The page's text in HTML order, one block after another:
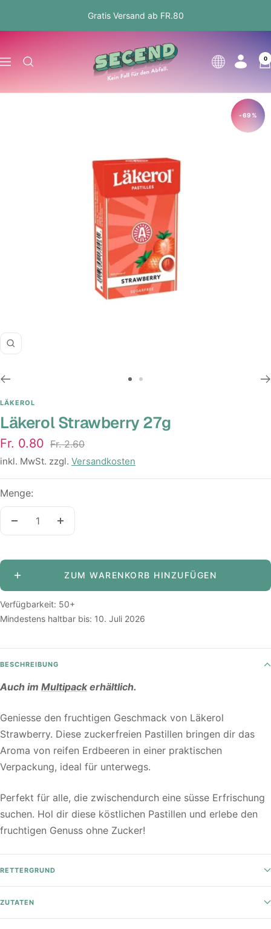
Gratis Versand ab FR.80
Navigation
Secend.ch
Sprache
0
Zoom
-69%
1 2
gehen
LÄKEROL
Läkerol Strawberry 27g
Angebotspreis
Fr. 0.80 Regulärer
Preis
Fr. 2.60
inkl. MwSt. zzgl. Versandkosten
Menge:
Menge
Menge
ZUM WARENKORB HINZUFÜGEN
Verfügbarkeit: 50+
Mindestens haltbar bis: 10. Juli 2026
BESCHREIBUNG
Auch im Multipackerhältlich.
Geniesse den fruchtigen Geschmack von Läkerol
Strawberry. Diese zuckerfreien Pastillen bringen dir das
Aroma von reifen Erdbeeren in einer praktischen
Verpackung, ideal für unterwegs.
Perfekt für alle, die zwischendurch eine süsse Erfrischung
suchen. Hol dir diese köstlichen Pastillen und erlebe den
fruchtigen Genuss ohne Zucker!
RETTERGRUND
ZUTATEN